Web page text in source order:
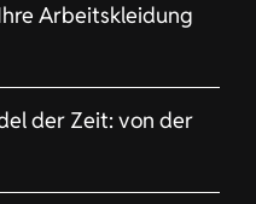
Arbeitskleidung
der Zeit: von der